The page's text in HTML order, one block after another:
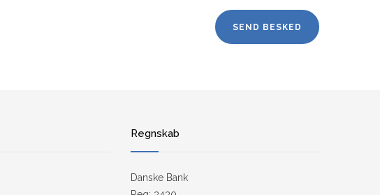
Regnskab
Danske Bank